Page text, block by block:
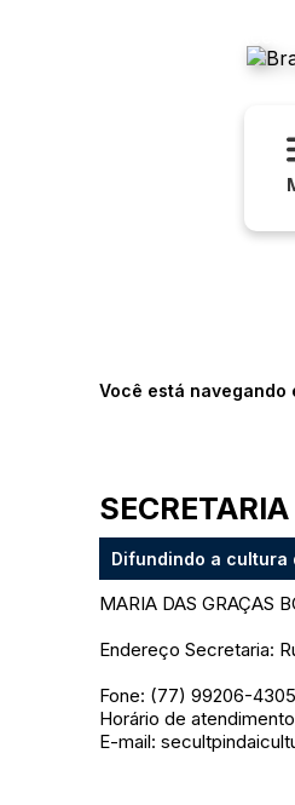
Você está navegando
Difundindo a cultura
MARIA DAS GRAÇAS
Endereço Secretaria:
Fone: (77) 99206-4305
Horário de
E-mail: